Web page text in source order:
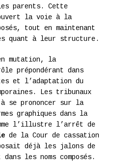
parents. Cette
la voie à la
tout en maintenant
quant à leur structure.
mutation, la
prépondérant dans
et l’adaptation du
Les tribunaux
à se prononcer sur la
graphiques dans la
l’illustre l’arrêt de
de la Cour de cassation
déjà les jalons de
les noms composés.